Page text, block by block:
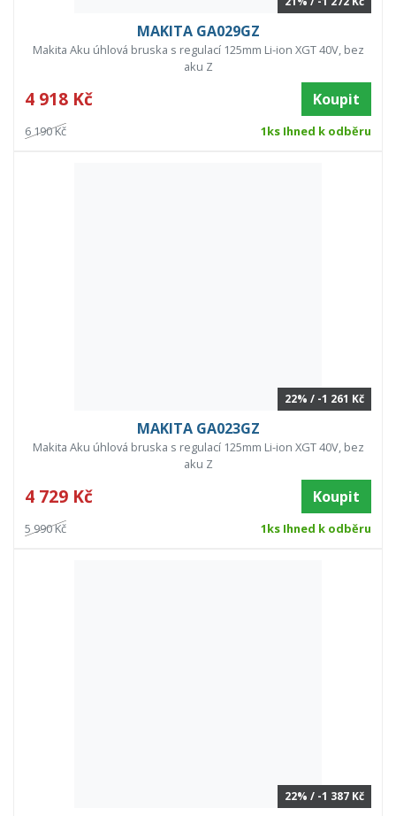
MAKITA GA029GZ
Makita Aku úhlová bruska s regulací 125mm Li-ion XGT 40V, bez
aku Z
4 918 Kč Koupit
6 190 Kč 1ks Ihned k odběru
22% / -1 261 Kč
MAKITA GA023GZ
Makita Aku úhlová bruska s regulací 125mm Li-ion XGT 40V, bez
aku Z
4 729 Kč Koupit
5 990 Kč 1ks Ihned k odběru
22% / -1 387 Kč